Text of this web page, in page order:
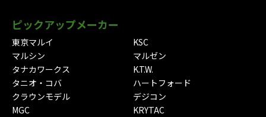
ピックアップメーカー
東京マルイ
KSC
マルシン
マルゼン
タナカワークス
K.T.W.
タニオ・コバ
ハートフォード
クラウンモデル
デジコン
MGC
KRYTAC